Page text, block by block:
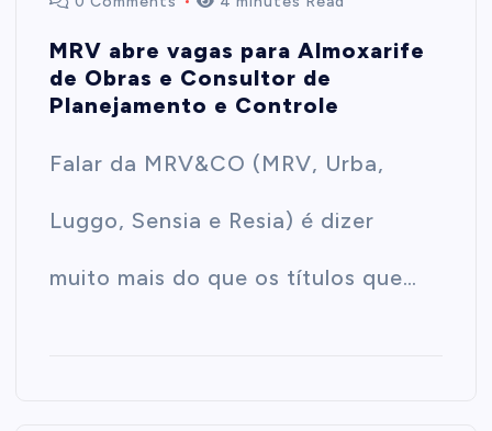
MRV abre vagas para Almoxarife
de Obras e Consultor de
Planejamento e Controle
Falar da MRV&CO (MRV, Urba,
Luggo, Sensia e Resia) é dizer
muito mais do que os títulos que…